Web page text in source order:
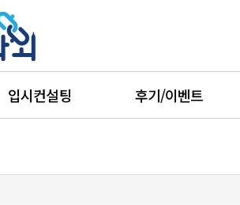
입시컨설팅 후기/이벤트